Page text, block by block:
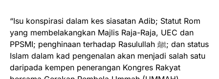
“Isu konspirasi dalam kes siasatan Adib; Statut Rom
yang membelakangkan Majlis Raja-Raja, UEC dan
PPSMI; penghinaan terhadap Rasulullah ﷺ; dan status
Islam dalam kad pengenalan akan menjadi salah satu
daripada kempen penerangan Kongres Rakyat